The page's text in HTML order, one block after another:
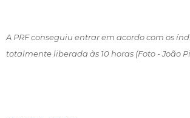
A PRF conseguiu entrar em acordo com os
totalmente liberada às 10 horas (Foto - João